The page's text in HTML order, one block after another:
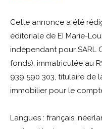
Cette annonce a été
éditoriale de EI Marie-
indépendant pour SARL
fonds), immatriculée au
939 590 303, titulaire de
immobilier pour le
Langues : français,